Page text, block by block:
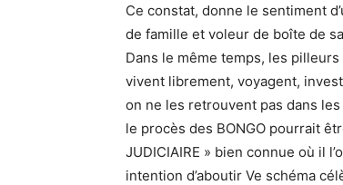
Ce constat, donne le sentiment
de famille et voleur de boîte de
Dans le même temps, les
vivent librement, voyagent,
on ne les retrouvent pas dans
le procès des BONGO pourrait
JUDICIAIRE » bien connue où il
intention d’aboutir Ve schéma